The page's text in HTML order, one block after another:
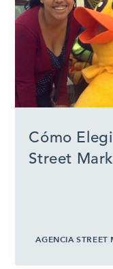
Cómo
Street
AGENCIA STREET